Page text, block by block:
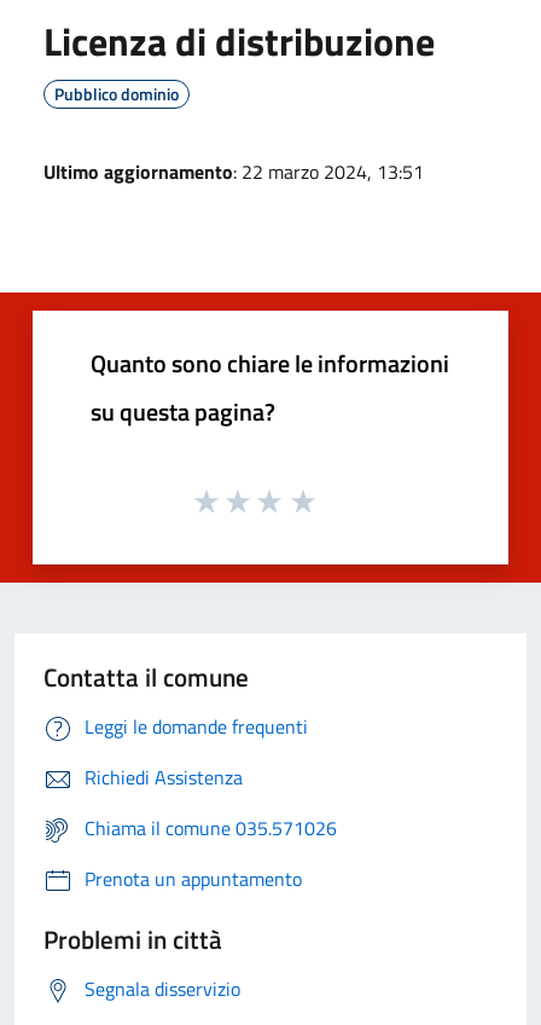
Licenza di distribuzione
Pubblico dominio
Ultimo aggiornamento: 22 marzo 2024, 13:51
Quanto sono chiare le informazioni
su questa pagina?
Contatta il comune
Leggi le domande frequenti
Richiedi Assistenza
Chiama il comune 035.571026
Prenota un appuntamento
Problemi in città
Segnala disservizio